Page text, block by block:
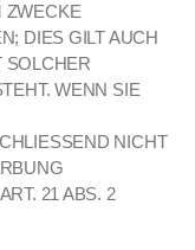
ZWECKE
DIES GILT AUCH
SOLCHER
WENN SIE
NICHT
21 ABS. 2